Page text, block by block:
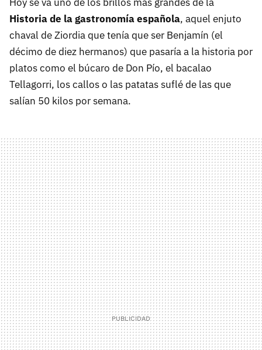
Historia de la gastronomía española, aquel enjuto
chaval de Ziordia que tenía que ser Benjamín (el
décimo de diez hermanos) que pasaría a la historia por
platos como el búcaro de Don Pío, el bacalao
Tellagorri, los callos o las patatas suflé de las que
salían 50 kilos por semana.